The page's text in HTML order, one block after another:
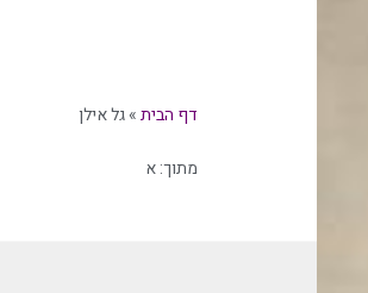
דף הבית»גל אילן
מתוך:א